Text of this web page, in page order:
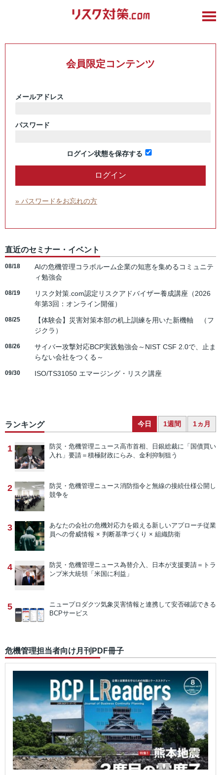
会員限定コンテンツ
メールアドレス
パスワード
ログイン状態を保存する
» パスワードをお忘れの方
直近のセミナー・イベント
08/18
AIの危機管理コラボルーム企業の知恵を集めるコミュニテ
ィ勉強会
08/19
リスク対策.com認定リスクアドバイザー養成講座（2026
年第3回：オンライン開催）
08/25
【体験会】災害対策本部の机上訓練を用いた新機軸 （フ
ジクラ）
08/26
サイバー攻撃対応BCP実践勉強会～NIST CSF 2.0で、止ま
らない会社をつくる～
09/30 ISO/TS31050 エマージング・リスク講座
ランキング 今日 1週間 1ヵ月
1 防災・危機管理ニュース高市首相、日銀総裁に「国債買い
入れ」要請＝積極財政にらみ、金利抑制狙う
2 防災・危機管理ニュース消防指令と無線の接続仕様公開し
競争を
3 あなたの会社の危機対応力を鍛える新しいアプローチ従業
員への脅威情報 × 判断基準づくり × 組織防衛
4 防災・危機管理ニュース為替介入、日本が支援要請＝トラ
ンプ米大統領「米国に利益」
5 ニュープロダクツ気象災害情報と連携して安否確認できる
BCPサービス
危機管理担当者向け月刊PDF冊子